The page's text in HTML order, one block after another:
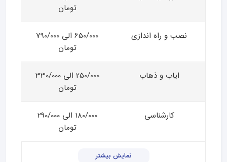
تومان
نصب و راه اندازی
650/000 الی 790/000
تومان
ایاب و ذهاب
250/000 الی 330/000
تومان
کارشناسی
180/000 الی 290/000
تومان
نمایش بیشتر